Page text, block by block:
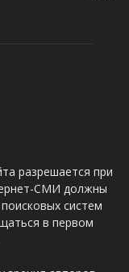
разрешается при
СМИ должны
систем
в первом